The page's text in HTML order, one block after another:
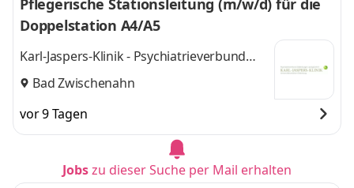
Pflegerische Stationsleitung (m/w/d) für die
Doppelstation A4/A5
Karl-Jaspers-Klinik - Psychiatrieverbund
Oldenburger Land gGmbH
Bad Zwischenahn
vor 9 Tagen
Jobszu dieser Suche per Mail erhalten